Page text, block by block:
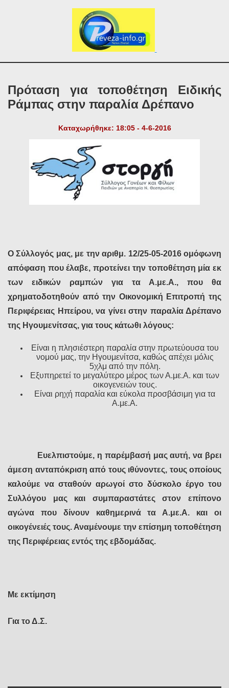
Πρόταση για τοποθέτηση Ειδικής
Ράμπας στην παραλία Δρέπανο
Καταχωρήθηκε: 18:05 - 4-6-2016
Ο Σύλλογός μας, με την αριθμ. 12/25-05-2016 ομόφωνη
απόφαση που έλαβε,προτείνει την τοποθέτηση μία εκ
των ειδικών ραμπών για τα Α.με.Α., που θα
χρηματοδοτηθούν από την Οικονομική Επιτροπή της
Περιφέρειας Ηπείρου, να γίνει στην παραλία Δρέπανο
της Ηγουμενίτσας, για τους κάτωθι λόγους:
Είναι η πλησιέστερη παραλία στην πρωτεύουσα του
νομού μας, την Ηγουμενίτσα, καθώς απέχει μόλις
5χλμ από την πόλη.
Εξυπηρετεί το μεγαλύτερο μέρος των Α.με.Α. και των
οικογενειών τους.
Είναι ρηχή παραλία και εύκολα προσβάσιμη για τα
Α.με.Α.
Ευελπιστούμε, η παρέμβασή μας αυτή, να βρει
άμεση ανταπόκριση από τους ιθύνοντες, τους οποίους
καλούμε να σταθούν αρωγοί στο δύσκολο έργο του
Συλλόγου μας και συμπαραστάτες στον επίπονο
αγώνα που δίνουν καθημερινά τα Α.με.Α. και οι
οικογένειές τους. Αναμένουμε την επίσημη τοποθέτηση
της Περιφέρειας εντός της εβδομάδας.
Με εκτίμηση
Για το Δ.Σ.